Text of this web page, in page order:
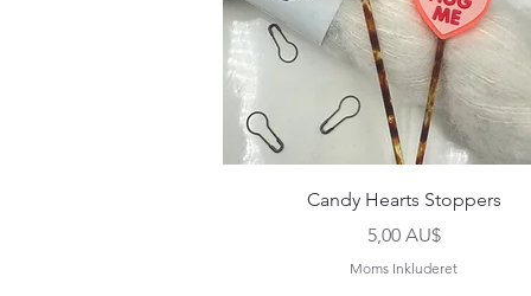
Hurtigvisning
Candy Hearts Stoppers
Pris
5,00 AU$
Moms Inkluderet